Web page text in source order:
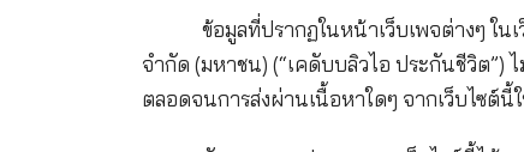
เนื้อหาของเว็บไซต์
ข้อมูลที่ปรากฏในหน้าเว็บเ